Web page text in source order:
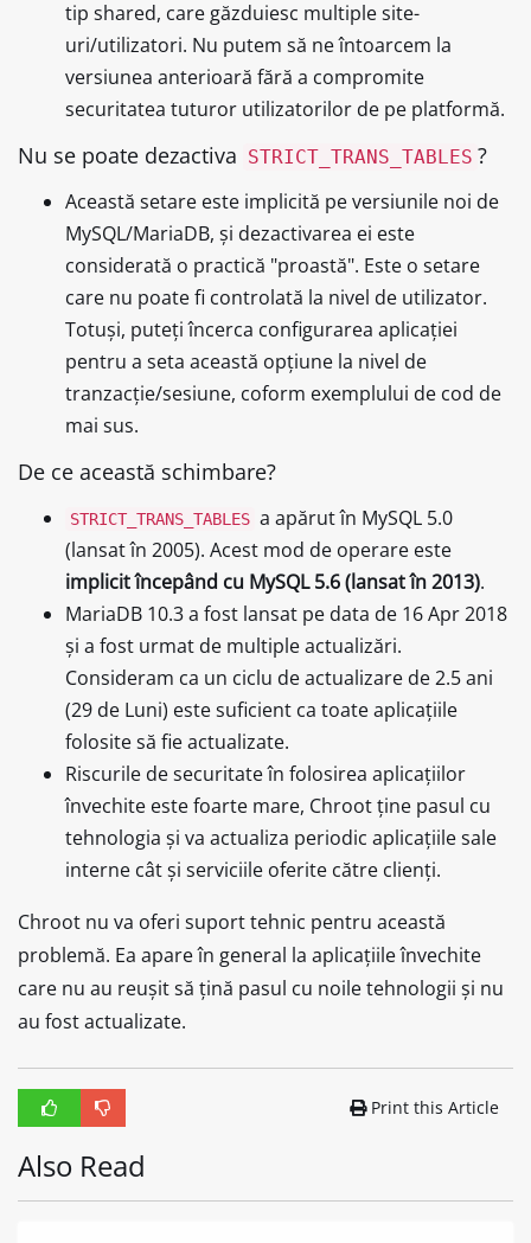
tip shared, care găzduiesc multiple site-
uri/utilizatori. Nu putem să ne întoarcem la
versiunea anterioară fără a compromite
securitatea tuturor utilizatorilor de pe platformă.
Nu se poate dezactiva STRICT_TRANS_TABLES ?
Această setare este implicită pe versiunile noi de
MySQL/MariaDB, și dezactivarea ei este
considerată o practică "proastă". Este o setare
care nu poate fi controlată la nivel de utilizator.
Totuși, puteți încerca configurarea aplicației
pentru a seta această opțiune la nivel de
tranzacție/sesiune, coform exemplului de cod de
mai sus.
De ce această schimbare?
STRICT_TRANS_TABLES a apărut în MySQL 5.0
(lansat în 2005). Acest mod de operare este
implicit începând cu MySQL 5.6 (lansat în 2013).
MariaDB 10.3 a fost lansat pe data de 16 Apr 2018
și a fost urmat de multiple actualizări.
Consideram ca un ciclu de actualizare de 2.5 ani
(29 de Luni) este suficient ca toate aplicațiile
folosite să fie actualizate.
Riscurile de securitate în folosirea aplicațiilor
învechite este foarte mare, Chroot ține pasul cu
tehnologia și va actualiza periodic aplicațiile sale
interne cât și serviciile oferite către clienți.
Chroot nu va oferi suport tehnic pentru această
problemă. Ea apare în general la aplicațiile învechite
care nu au reușit să țină pasul cu noile tehnologii și nu
au fost actualizate.
Print this Article
Also Read